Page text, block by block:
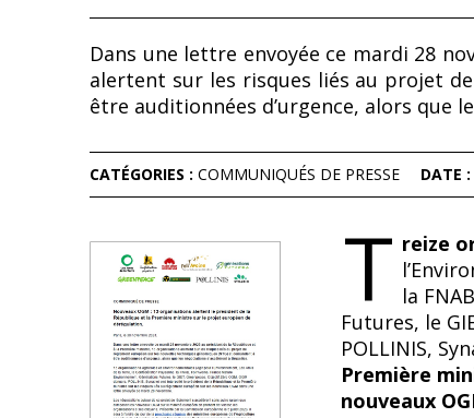
Dans une lettre envoyée ce mardi 28
alertent sur les risques liés au projet
être auditionnées d’urgence, alors que
CATÉGORIES : COMMUNIQUÉS DE PRESSE DATE :
T reize
la
Futures, le
POLLINIS,
Première
nouveaux